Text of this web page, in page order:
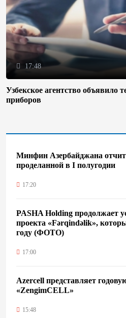
17:48
Узбекское агентство объявило
приборов
Минфин Азербайджана
проделанной в I полугодии
17:20
PASHA Holding продолжает
проекта «Fərqindəlik»,
году (ФОТО)
17:00
Azercell представляет
«ZengimCELL»
15:48